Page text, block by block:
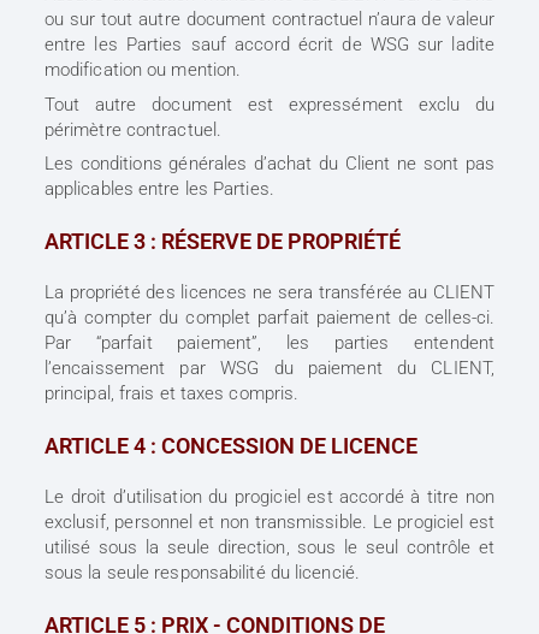
ou sur tout autre document contractuel n’aura de valeur
entre les Parties sauf accord écrit de WSG sur ladite
modification ou mention.
Tout autre document est expressément exclu du
périmètre contractuel.
Les conditions générales d’achat du Client ne sont pas
applicables entre les Parties.
ARTICLE 3 : RÉSERVE DE PROPRIÉTÉ
La propriété des licences ne sera transférée au CLIENT
qu’à compter du complet parfait paiement de celles-ci.
Par “parfait paiement”, les parties entendent
l’encaissement par WSG du paiement du CLIENT,
principal, frais et taxes compris.
ARTICLE 4 : CONCESSION DE LICENCE
Le droit d’utilisation du progiciel est accordé à titre non
exclusif, personnel et non transmissible. Le progiciel est
utilisé sous la seule direction, sous le seul contrôle et
sous la seule responsabilité du licencié.
ARTICLE 5 : PRIX - CONDITIONS DE